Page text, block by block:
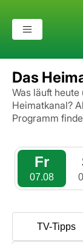
Das
Was läuft heute
Heimatkanal?
Programm
Fr
07.08
TV-Tipps